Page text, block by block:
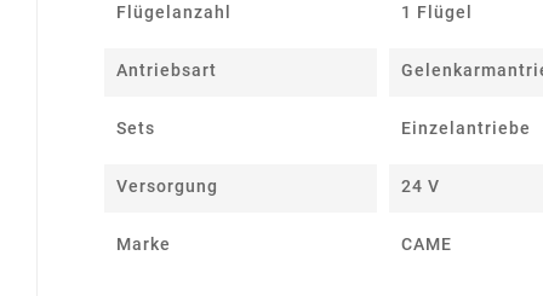
Flügelanzahl 1 Flügel
Antriebsart
Sets Einzelantriebe
Versorgung 24 V
Marke CAME